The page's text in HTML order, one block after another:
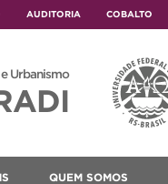
AUDITORIA COBALTO
Urbanismo
QUEM SOMOS